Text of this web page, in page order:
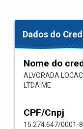
Dados do
Nome do
ALVORADA
LTDA ME
CPF/Cnpj
15.274.647/0001-